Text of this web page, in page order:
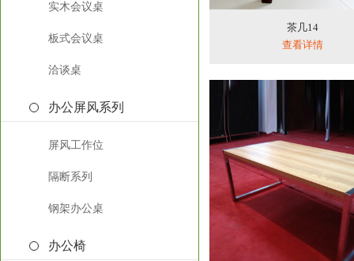
实木会议桌
板式会议桌
洽谈桌
办公屏风系列
屏风工作位
隔断系列
钢架办公桌
办公椅
茶几14
查看详情